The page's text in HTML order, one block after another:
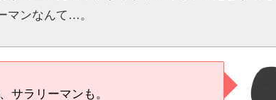
マンなんて…。
サラリーマンも。